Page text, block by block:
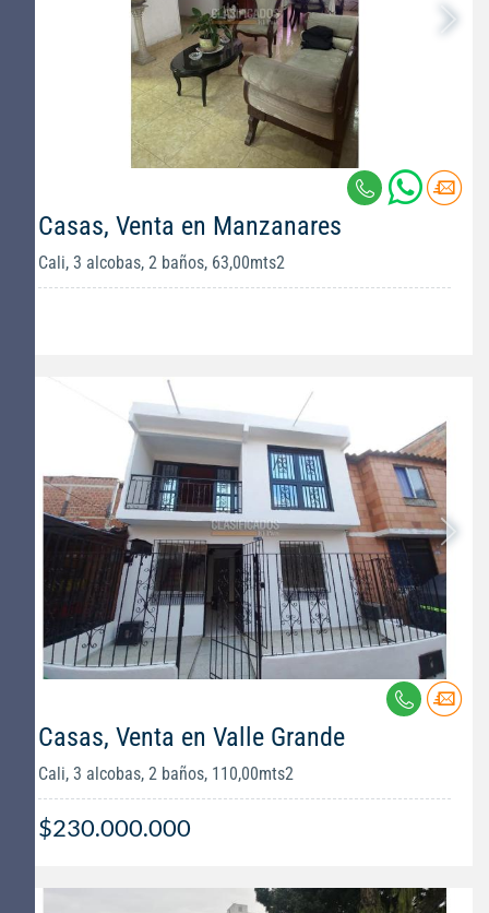
Casas, Venta en Manzanares
Cali, 3 alcobas, 2 baños, 63,00mts2
Casas, Venta en Valle Grande
Cali, 3 alcobas, 2 baños, 110,00mts2
$230.000.000